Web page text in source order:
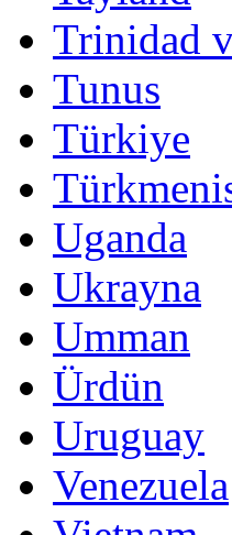
Trinidad
Tunus
Türkiye
Uganda
Ukrayna
Umman
Ürdün
Uruguay
Venezuela